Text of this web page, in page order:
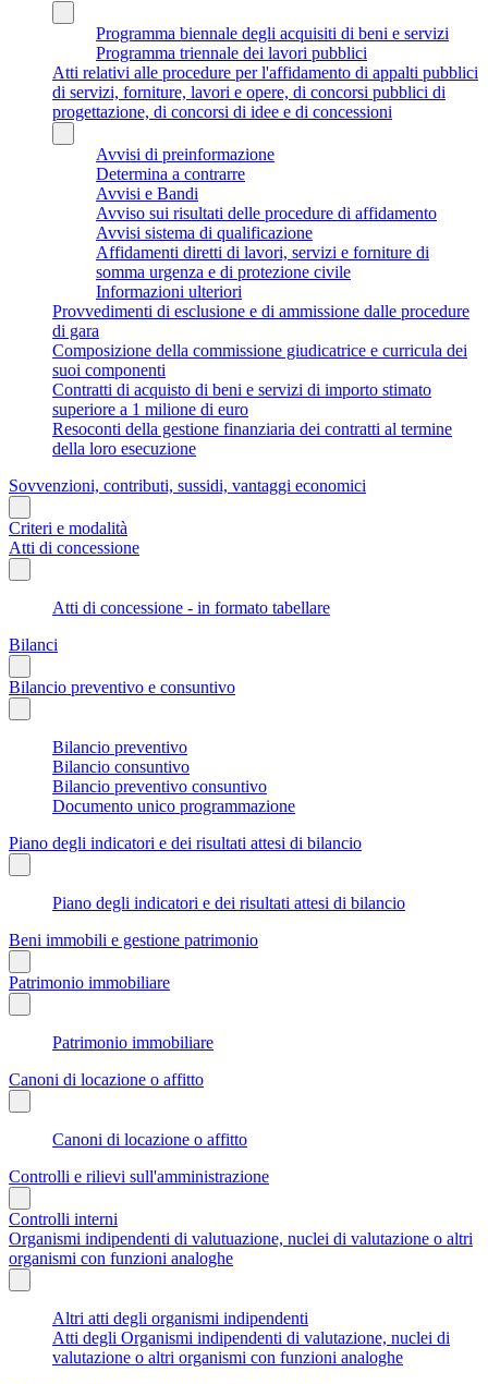
Programma biennale degli acquisiti di beni e servizi
Programma triennale dei lavori pubblici
Atti relativi alle procedure per l'affidamento di appalti pubblici
di servizi, forniture, lavori e opere, di concorsi pubblici di
progettazione, di concorsi di idee e di concessioni
Avvisi di preinformazione
Determina a contrarre
Avvisi e Bandi
Avviso sui risultati delle procedure di affidamento
Avvisi sistema di qualificazione
Affidamenti diretti di lavori, servizi e forniture di
somma urgenza e di protezione civile
Informazioni ulteriori
Provvedimenti di esclusione e di ammissione dalle procedure
di gara
Composizione della commissione giudicatrice e curricula dei
suoi componenti
Contratti di acquisto di beni e servizi di importo stimato
superiore a 1 milione di euro
Resoconti della gestione finanziaria dei contratti al termine
della loro esecuzione
Sovvenzioni, contributi, sussidi, vantaggi economici
Criteri e modalità
Atti di concessione
Atti di concessione - in formato tabellare
Bilanci
Bilancio preventivo e consuntivo
Bilancio preventivo
Bilancio consuntivo
Bilancio preventivo consuntivo
Documento unico programmazione
Piano degli indicatori e dei risultati attesi di bilancio
Piano degli indicatori e dei risultati attesi di bilancio
Beni immobili e gestione patrimonio
Patrimonio immobiliare
Patrimonio immobiliare
Canoni di locazione o affitto
Canoni di locazione o affitto
Controlli e rilievi sull'amministrazione
Controlli interni
Organismi indipendenti di valutuazione, nuclei di valutazione o altri
organismi con funzioni analoghe
Altri atti degli organismi indipendenti
Atti degli Organismi indipendenti di valutazione, nuclei di
valutazione o altri organismi con funzioni analoghe